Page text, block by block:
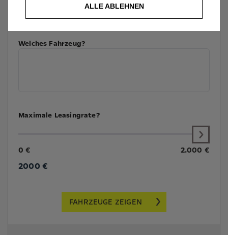
Welches Fahrzeug?
Maximale Leasingrate?
0 € 2.000 €
2000 €
FAHRZEUGE ZEIGEN
ALLE ABLEHNEN